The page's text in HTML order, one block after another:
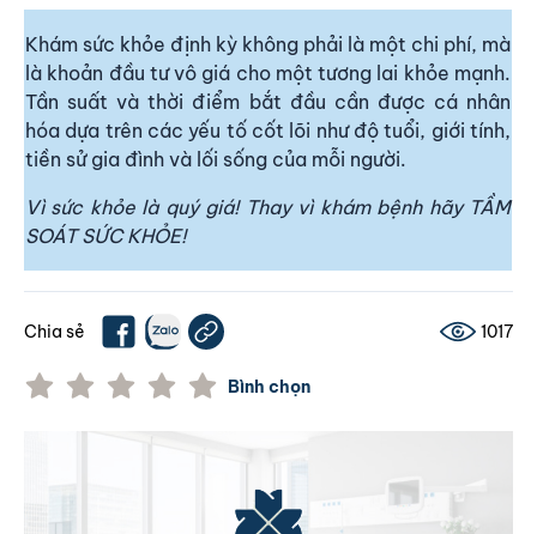
Khám sức khỏe định kỳ không phải là một chi phí, mà
là khoản đầu tư vô giá cho một tương lai khỏe mạnh.
Tần suất và thời điểm bắt đầu cần được cá nhân
hóa dựa trên các yếu tố cốt lõi như độ tuổi, giới tính,
tiền sử gia đình và lối sống của mỗi người.
Vì sức khỏe là quý giá! Thay vì khám bệnh hãy TẦM
SOÁT SỨC KHỎE!
Chia sẻ 1017
Bình chọn